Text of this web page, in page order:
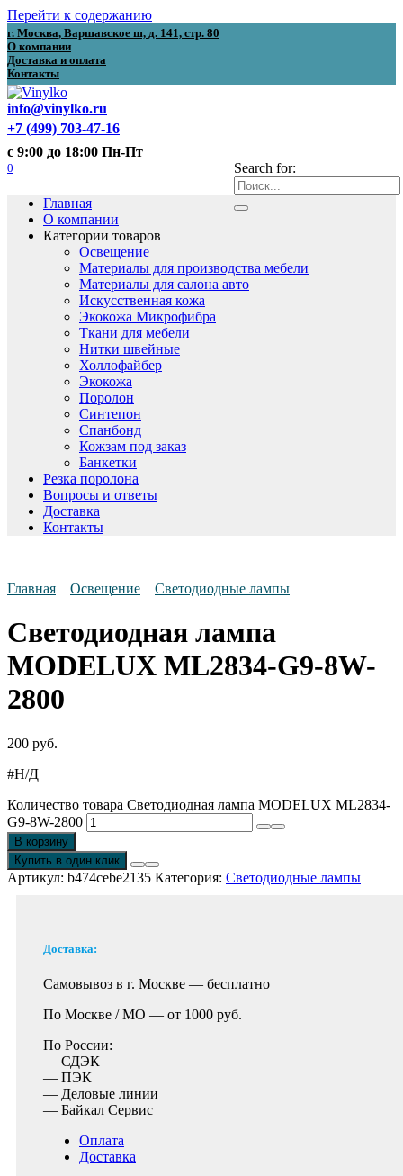
Перейти к содержанию
г. Москва, Варшавское ш, д. 141, стр. 80
О компании
Доставка и оплата
Контакты
info@vinylko.ru
+7 (499) 703-47-16
с 9:00 до 18:00 Пн-Пт
Search for:
0
Главная
О компании
Категории товаров
Освещение
Материалы для производства мебели
Материалы для салона авто
Искусственная кожа
Экокожа Микрофибра
Ткани для мебели
Нитки швейные
Холлофайбер
Экокожа
Поролон
Синтепон
Спанбонд
Кожзам под заказ
Банкетки
Резка поролона
Вопросы и ответы
Доставка
Контакты
Главная Освещение Светодиодные лампы
Светодиодная лампа
MODELUX ML2834-G9-8W-
2800
200 руб.
#Н/Д
Количество товара Светодиодная лампа MODELUX ML2834-
G9-8W-2800
В корзину
Купить в один клик
Артикул: b474cebe2135 Категория: Светодиодные лампы
Доставка:
Самовывоз в г. Москве — бесплатно
По Москве / МО — от 1000 руб.
По России:
— СДЭК
— ПЭК
— Деловые линии
— Байкал Сервис
Оплата
Доставка